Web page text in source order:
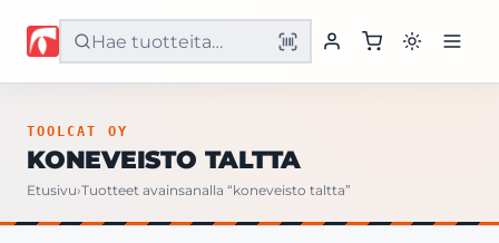
Etusivu
TOOLCAT OY
KONEVEISTO TALTTA
Etusivu›Tuotteet avainsanalla “koneveisto taltta”